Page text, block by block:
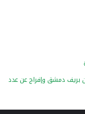
بريف دمشق وإفراج عن عدد